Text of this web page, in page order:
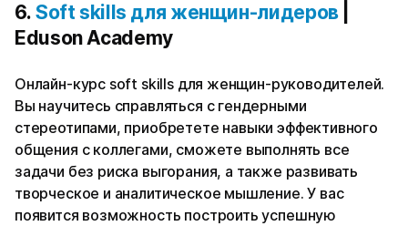
6. Soft skills для женщин-лидеров|
Eduson Academy
Онлайн-курс soft skills для женщин-руководителей.
Вы научитесь справляться с гендерными
стереотипами, приобретете навыки эффективного
общения с коллегами, сможете выполнять все
задачи без риска выгорания, а также развивать
творческое и аналитическое мышление. У вас
появится возможность построить успешную